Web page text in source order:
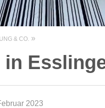
& CO.
2023